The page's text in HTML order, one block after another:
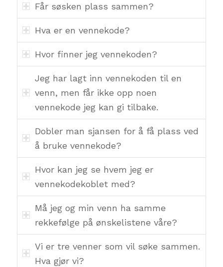
Får søsken plass sammen?
Hva er en vennekode?
Hvor finner jeg vennekoden?
Jeg har lagt inn vennekoden til en
venn, men får ikke opp noen
vennekode jeg kan gi tilbake.
Dobler man sjansen for å få plass ved
å bruke vennekode?
Hvor kan jeg se hvem jeg er
vennekodekoblet med?
Må jeg og min venn ha samme
rekkefølge på ønskelistene våre?
Vi er tre venner som vil søke sammen.
Hva gjør vi?